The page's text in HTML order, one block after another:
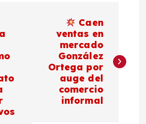
Caen
ventas en
mercado
González
Ortega por
auge del
comercio
informal